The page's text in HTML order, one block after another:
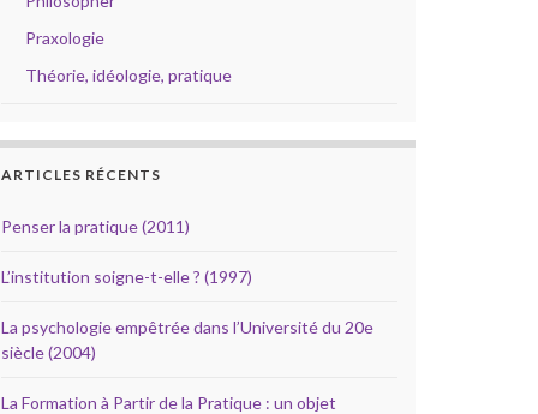
Praxologie
Théorie, idéologie, pratique
ARTICLES RÉCENTS
Penser la pratique (2011)
L’institution soigne-t-elle ? (1997)
La psychologie empêtrée dans l’Université du 20e
siècle (2004)
La Formation à Partir de la Pratique : un objet